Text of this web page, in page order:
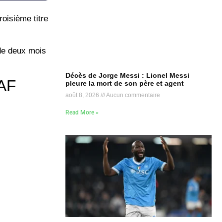
titre
deux mois
Décès de Jorge Messi : Lionel Messi
pleure la mort de son père et agent
août 8, 2026 Aucun commentaire
Read More »